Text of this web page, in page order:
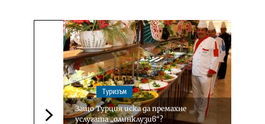
Туризъм
Защо Турция иска да премахне
услугата „олинклузив“?